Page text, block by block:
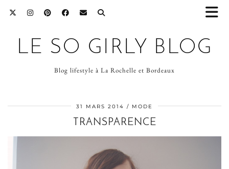
LE SO GIRLY BLOG
Blog lifestyle à La Rochelle et Bordeaux
31 MARS 2014 MODE
TRANSPARENCE